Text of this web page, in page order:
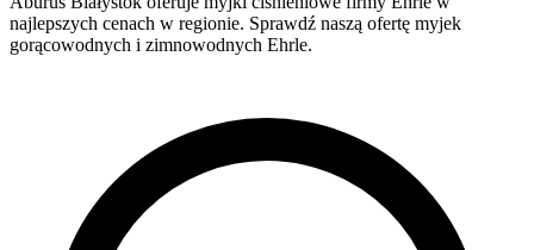
najlepszych cenach w regionie. Sprawdź naszą ofertę myjek
gorącowodnych i zimnowodnych Ehrle.